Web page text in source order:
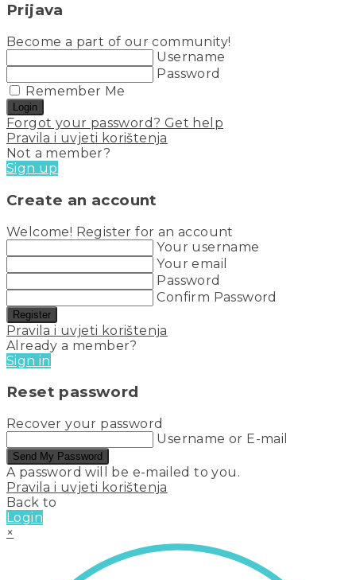
Prijava
Become a part of our community!
Username
Password
Remember Me
Login
Forgot your password? Get help
Pravila i uvjeti korištenja
Not a member?
Sign up
Create an account
Welcome! Register for an account
Your username
Your email
Password
Confirm Password
Register
Pravila i uvjeti korištenja
Already a member?
Sign in
Reset password
Recover your password
Username or E-mail
Send My Password
A password will be e-mailed to you.
Pravila i uvjeti korištenja
Back to
Login
×